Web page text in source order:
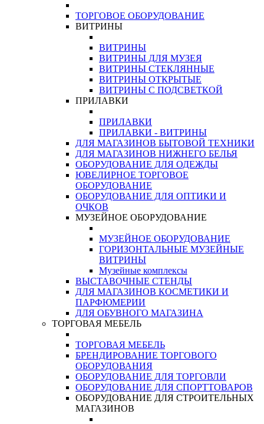
ТОРГОВОЕ ОБОРУДОВАНИЕ
ВИТРИНЫ
ВИТРИНЫ
ВИТРИНЫ ДЛЯ МУЗЕЯ
ВИТРИНЫ СТЕКЛЯННЫЕ
ВИТРИНЫ ОТКРЫТЫЕ
ВИТРИНЫ С ПОДСВЕТКОЙ
ПРИЛАВКИ
ПРИЛАВКИ
ПРИЛАВКИ - ВИТРИНЫ
ДЛЯ МАГАЗИНОВ БЫТОВОЙ ТЕХНИКИ
ДЛЯ МАГАЗИНОВ НИЖНЕГО БЕЛЬЯ
ОБОРУДОВАНИЕ ДЛЯ ОДЕЖДЫ
ЮВЕЛИРНОЕ ТОРГОВОЕ
ОБОРУДОВАНИЕ
ОБОРУДОВАНИЕ ДЛЯ ОПТИКИ И
ОЧКОВ
МУЗЕЙНОЕ ОБОРУДОВАНИЕ
МУЗЕЙНОЕ ОБОРУДОВАНИЕ
ГОРИЗОНТАЛЬНЫЕ МУЗЕЙНЫЕ
ВИТРИНЫ
Музейные комплексы
ВЫСТАВОЧНЫЕ СТЕНДЫ
ДЛЯ МАГАЗИНОВ КОСМЕТИКИ И
ПАРФЮМЕРИИ
ДЛЯ ОБУВНОГО МАГАЗИНА
ТОРГОВАЯ МЕБЕЛЬ
ТОРГОВАЯ МЕБЕЛЬ
БРЕНДИРОВАНИЕ ТОРГОВОГО
ОБОРУДОВАНИЯ
ОБОРУДОВАНИЕ ДЛЯ ТОРГОВЛИ
ОБОРУДОВАНИЕ ДЛЯ СПОРТТОВАРОВ
ОБОРУДОВАНИЕ ДЛЯ СТРОИТЕЛЬНЫХ
МАГАЗИНОВ